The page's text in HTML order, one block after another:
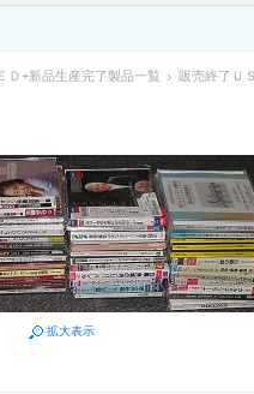
Ｄ+新品生産完了製品一覧 販売終了Ｕ
拡大表示